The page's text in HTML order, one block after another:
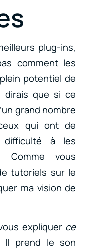
plug-ins,
comment les
potentiel de
dirais que si ce
grand nombre
qui ont de
difficulté à les
Comme vous
tutoriels sur le
ma vision de
expliquer ce
Il prend le son